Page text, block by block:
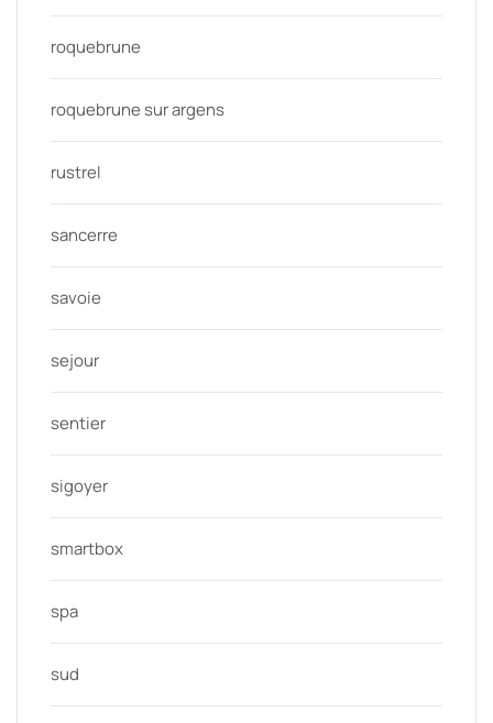
roquebrune
roquebrune sur argens
rustrel
sancerre
savoie
sejour
sentier
sigoyer
smartbox
spa
sud